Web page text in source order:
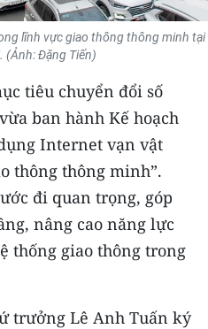
XÃ
lĩnh vực giao thông thông minh tại
(Ảnh: Đặng Tiến)
tiêu chuyển đổi số
ban hành Kế hoạch
Internet vạn vật
thông thông minh”.
đi quan trọng, góp
nâng cao năng lực
thống giao thông trong
trưởng Lê Anh Tuấn ký